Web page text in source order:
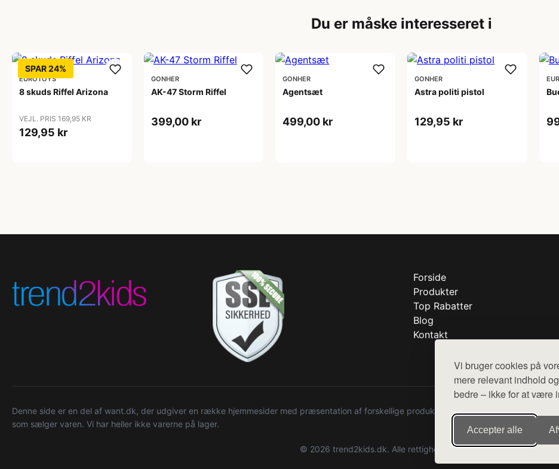
Vi bruger cookies på
mere relevant indhold
bedre – ikke for at være
Accepter alle
Du er måske interesseret i
SPAR 24%
EUROTOYS
8 skuds Riffel Arizona
VEJL. PRIS 169,95 KR
129,95 kr
GONHER
AK-47 Storm Riffel
399,00 kr
GONHER
Agentsæt
499,00 kr
GONHER
Astra politi pistol
129,95 kr
Forside
Produkter
Top Rabatter
Blog
Kontakt
Denne side er en del af want.dk, der udgiver en række hjemmesider med præsentation af forskellige produkter fra diverse webshops. Der
som sælger varen. Vi har heller ikke varerne på lager.
© 2026 trend2kids.dk. Alle rettigheder forbeholdes.